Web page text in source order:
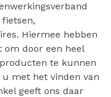
Hiermee hebben
door een heel
te kunnen
met het vinden van
geeft ons daar